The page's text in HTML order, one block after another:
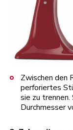
Zwischen den
perforiertes
sie zu trennen.
Durchmesser